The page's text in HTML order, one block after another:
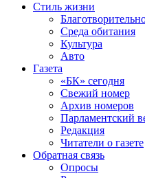
Стиль жизни
Среда обитания
Культура
Авто
Газета
«БК» сегодня
Свежий номер
Архив номеров
Парламентский
Редакция
Читатели о газете
Обратная связь
Опросы